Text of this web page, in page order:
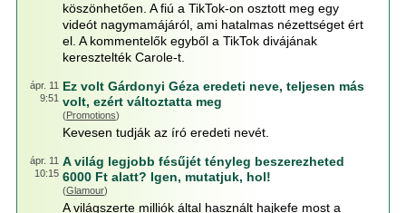
köszönhetően. A fiú a TikTok-on osztott meg egy
videót nagymamájáról, ami hatalmas nézettséget ért
el. A kommentelők egyből a TikTok divájának
keresztelték Carole-t.
ápr. 11
9:51
Ez volt Gárdonyi Géza eredeti neve, teljesen más
volt, ezért változtatta meg
(Promotions)
Kevesen tudják az író eredeti nevét.
ápr. 11
10:15
A világ legjobb fésűjét tényleg beszerezheted
6000 Ft alatt? Igen, mutatjuk, hol!
(Glamour)
A világszerte milliók által használt hajkefe most a